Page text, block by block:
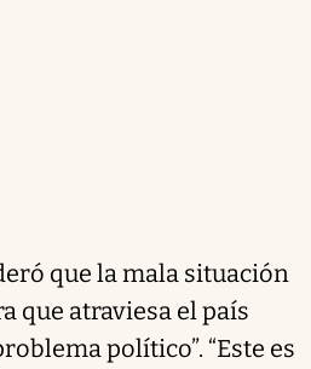
que la mala situación
que atraviesa el país
político”. “Este es